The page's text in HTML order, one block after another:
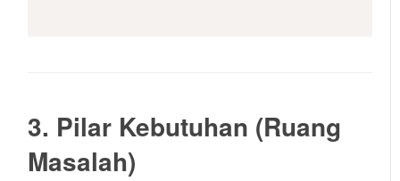
3. Pilar Kebutuhan (Ruang
Masalah)